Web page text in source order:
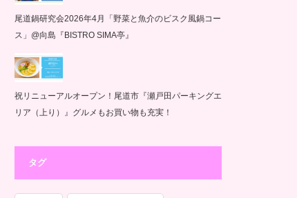
尾道鍋研究会2026年4月「野菜と魚介のビスク風鍋コー
ス」@向島『BISTRO SIMA亭』
祝リニューアルオープン！尾道市『瀬戸田パーキングエ
リア（上り）』グルメもお買い物も充実！
タグ